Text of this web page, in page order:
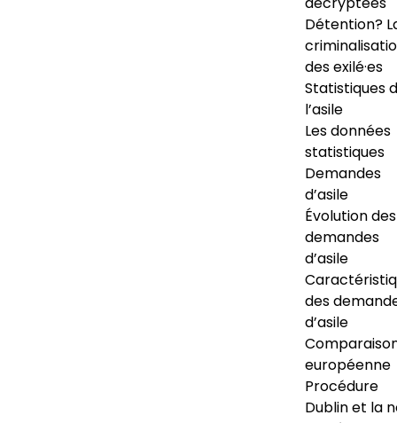
Détention?
des exilé·es
Statistiques
l’asile
Les données
statistiques
Demandes
d’asile
Évolution des
demandes
d’asile
des
d’asile
européenne
Procédure
Dublin et la